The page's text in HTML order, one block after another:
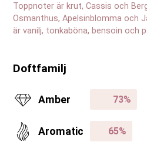
Toppnoter är krut, Cassis och
Osmanthus, Apelsinblomma och
är vanilj, tonkaböna, bensoin och
Doftfamilj
Amber
Aromatic